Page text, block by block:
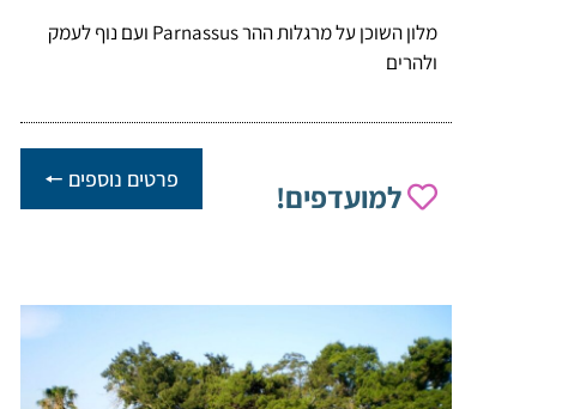
מלון השוכן על מרגלות ההר Parnassus ועם נוף לעמק
ולהרים
למועדפים! פרטים נוספים 🠔